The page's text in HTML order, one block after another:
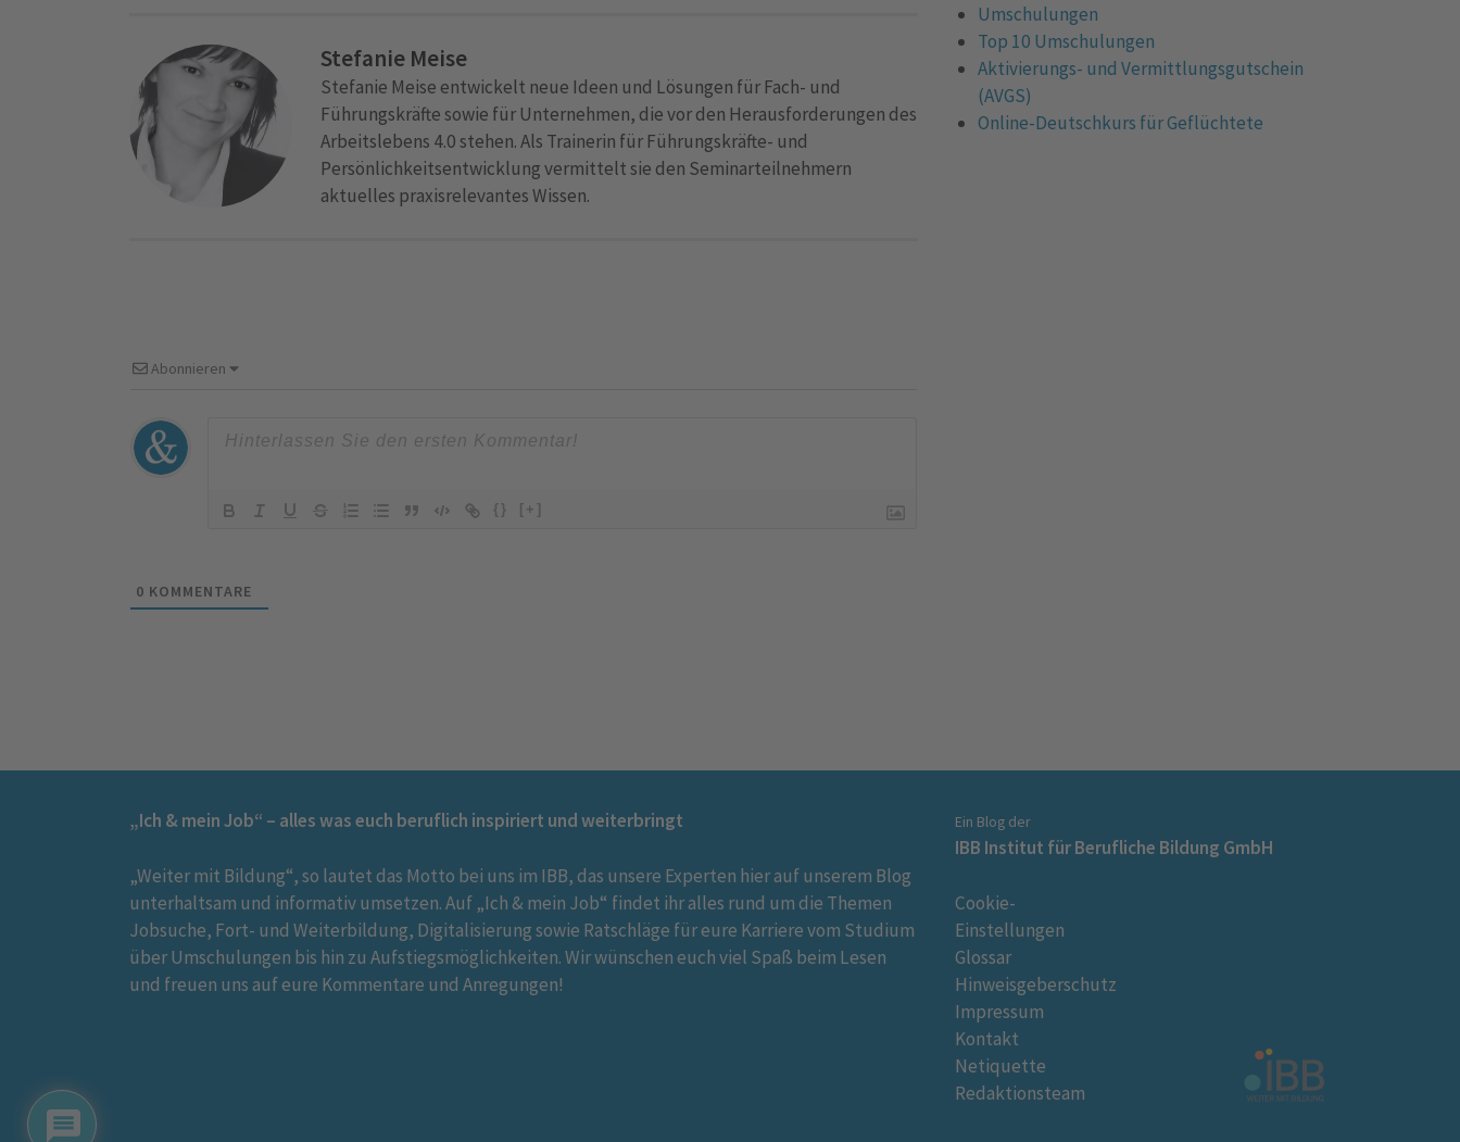
Stefanie Meise
Stefanie Meise entwickelt neue Ideen und Lösungen für Fach- und
Führungskräfte sowie für Unternehmen, die vor den Herausforderungen des
Arbeitslebens 4.0 stehen. Als Trainerin für Führungskräfte- und
Persönlichkeitsentwicklung vermittelt sie den Seminarteilnehmern
aktuelles praxisrelevantes Wissen.
Abonnieren
{} [+]
0 KOMMENTARE
Umschulungen
Top 10 Umschulungen
Aktivierungs- und Vermittlungsgutschein
(AVGS)
Online-Deutschkurs für Geflüchtete
„Ich & mein Job“ – alles was euch beruflich inspiriert und weiterbringt
„Weiter mit Bildung“, so lautet das Motto bei uns im IBB, das unsere Experten hier auf unserem Blog
unterhaltsam und informativ umsetzen. Auf „Ich & mein Job“ findet ihr alles rund um die Themen
Jobsuche, Fort- und Weiterbildung, Digitalisierung sowie Ratschläge für eure Karriere vom Studium
über Umschulungen bis hin zu Aufstiegsmöglichkeiten. Wir wünschen euch viel Spaß beim Lesen
und freuen uns auf eure Kommentare und Anregungen!
Ein Blog der
IBB Institut für Berufliche Bildung GmbH
Cookie-
Einstellungen
Glossar
Hinweisgeberschutz
Impressum
Kontakt
Netiquette
Redaktionsteam